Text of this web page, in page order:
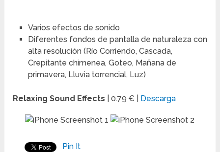
Varios efectos de sonido
Diferentes fondos de pantalla de naturaleza con
alta resolución (Río Corriendo, Cascada,
Crepitante chimenea, Goteo, Mañana de
primavera, Lluvia torrencial, Luz)
Relaxing Sound Effects |0.79 € Descarga
Pin It